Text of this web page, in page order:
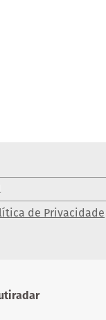
de Privacidade